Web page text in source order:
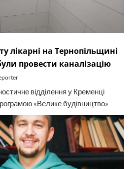
лікарні на Тернопільщині
провести каналізацію
відділення у Кременці
«Велике будівництво»